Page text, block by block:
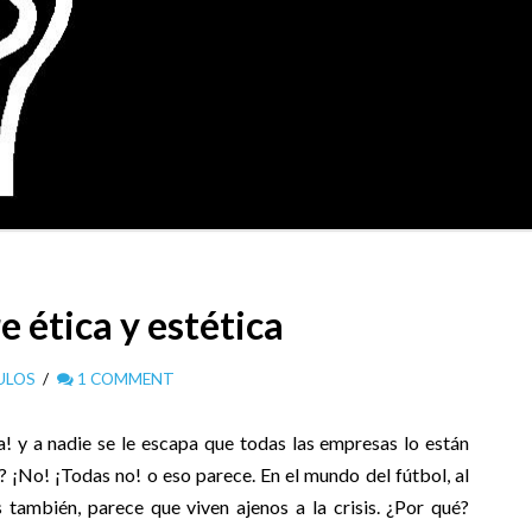
ética y estética
1 COMMENT
y a nadie se le escapa que todas las empresas lo están
¡Todas no! o eso parece. En el mundo del fútbol, al
parece que viven ajenos a la crisis. ¿Por qué?